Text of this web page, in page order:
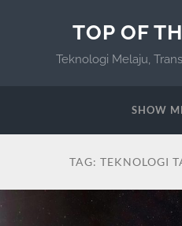
TOP OF
Teknologi Melaju,
SHOW
TAG: TEKNOLOGI